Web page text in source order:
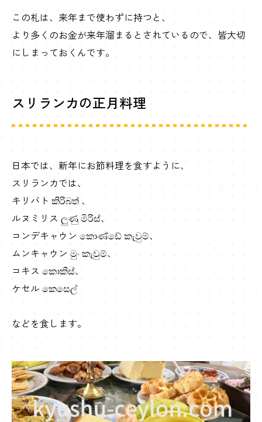
この札は、来年まで使わずに持つと、
より多くのお金が来年溜まるとされているので、皆大切
にしまっておくんです。
スリランカの正月料理
日本では、新年にお節料理を食すように、
スリランカでは、
キリバト කිරිබත් 、
ルヌミリス ලුණු මිරිස්、
コンデキャウン කොණ්ඩේ කැවුම්、
ムンキャウン මුං කැවුම්、
コキス කොකිස්、
ケセル කෙසෙල්
などを食します。